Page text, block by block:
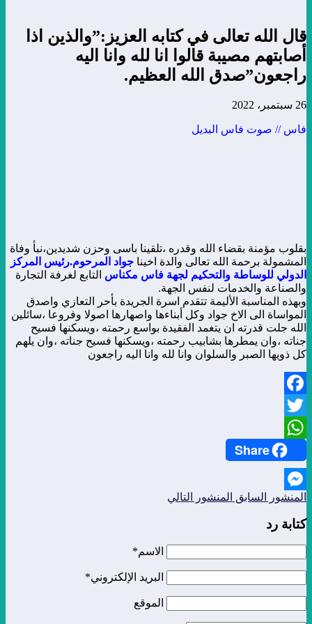
قال الله تعالى في كتابه العزيز:”والذين اذا
أصابتهم مصيبة قالوا انا لله وانا اليه
راجعون”صدق الله العظيم.
26 سبتمبر، 2022
فاس // صوت فاس البديل
بقلوب مؤمنة بقضاء الله وقدره ،تلقينا باسى وحزن شديدين،نبأ وفاة
المشمولة برحمة الله تعالى والدة اخينا جواد المرحوم.رئيس المركز
الدولي للوساطة والتحكيم لجهة فاس مكناس التابع لغرفة التجارة
والصناعة والخدمات لنفس الجهة.
وبهذه المناسبة الأليمة تتقدم اسرة الجريدة بأحر التعازي واصدق
المواساة الى الاخ جواد وكل أبناءها واصهارها اصولا وفروعا ،سائلين
الله جلت قدرته ان يتغمد الفقيدة بواسع رحمته ،ويسكنها فسيح
جناته ،وان يمطرها بشابيب رحمته ،ويسكنها فسيح جناته ،وان يلهم
كل ذويها الصبر والسلوان وانا لله وانا اليه راجعون
Facebook
Twitter
WhatsApp
Share
Messenger
المنشور السابق المنشور التالي
كتابة رد
الاسم*
البريد الإلكتروني*
الموقع